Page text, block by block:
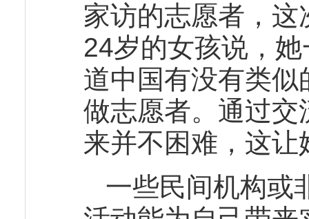
家访的志愿者，
24岁的女孩说，
道中国有没有类
做志愿者。通过
来并不困难，这让
一些民间机构或